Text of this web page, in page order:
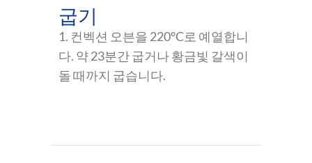
굽기
1. 컨벡션 오븐을 220°C로 예열합니
다. 약 23분간 굽거나 황금빛 갈색이
돌 때까지 굽습니다.